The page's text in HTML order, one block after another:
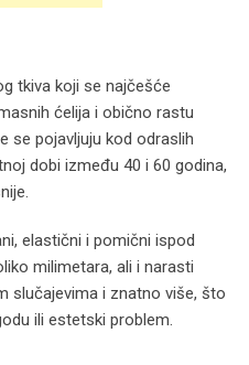
tkiva koji se najčešće
ćelija i obično rastu
se pojavljuju kod odraslih
dobi između 40 i 60 godina,
elastični i pomični ispod
milimetara, ali i narasti
slučajevima i znatno više, što
ili estetski problem.